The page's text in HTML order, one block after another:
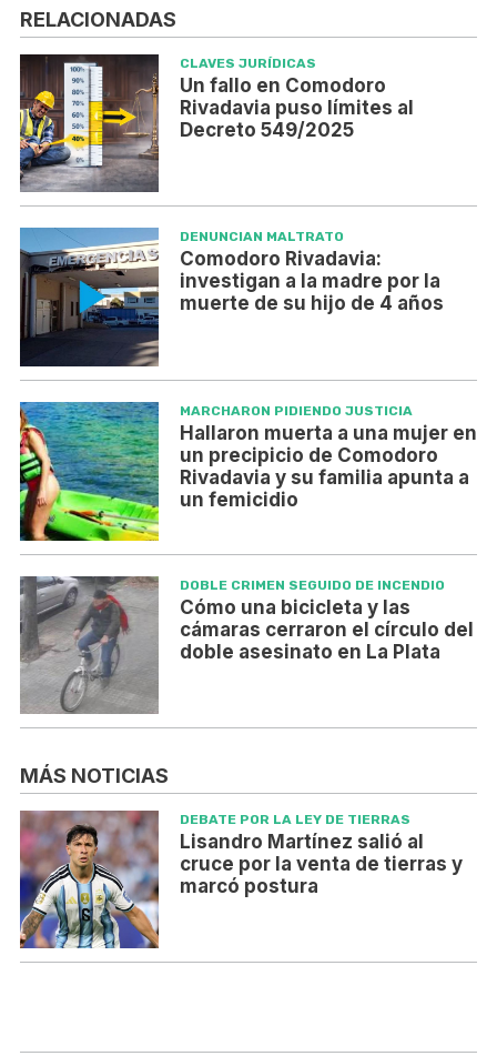
RELACIONADAS
CLAVES JURÍDICAS
Un fallo en Comodoro
Rivadavia puso límites al
Decreto 549/2025
DENUNCIAN MALTRATO
Comodoro Rivadavia:
investigan a la madre por la
muerte de su hijo de 4 años
MARCHARON PIDIENDO JUSTICIA
Hallaron muerta a una mujer en
un precipicio de Comodoro
Rivadavia y su familia apunta a
un femicidio
DOBLE CRIMEN SEGUIDO DE INCENDIO
Cómo una bicicleta y las
cámaras cerraron el círculo del
doble asesinato en La Plata
MÁS NOTICIAS
DEBATE POR LA LEY DE TIERRAS
Lisandro Martínez salió al
cruce por la venta de tierras y
marcó postura